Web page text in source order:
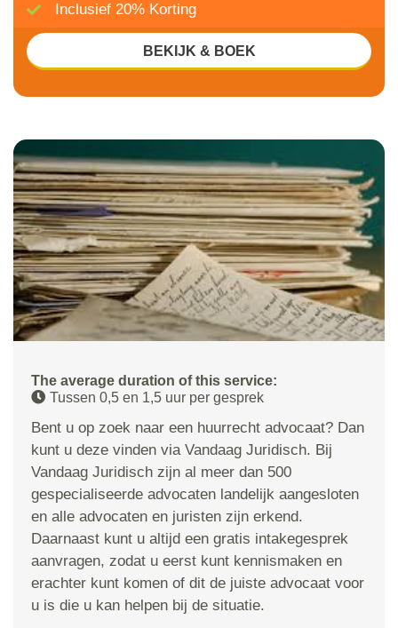
The average duration of this service:
Tussen 0,5 en 1,5 uur per gesprek
Bent u op zoek naar een huurrecht advocaat? Dan
kunt u deze vinden via Vandaag Juridisch. Bij
Vandaag Juridisch zijn al meer dan 500
gespecialiseerde advocaten landelijk aangesloten
en alle advocaten en juristen zijn erkend.
Daarnaast kunt u altijd een gratis intakegesprek
aanvragen, zodat u eerst kunt kennismaken en
erachter kunt komen of dit de juiste advocaat voor
u is die u kan helpen bij de situatie.
Inclusief 20% Korting
BEKIJK & BOEK